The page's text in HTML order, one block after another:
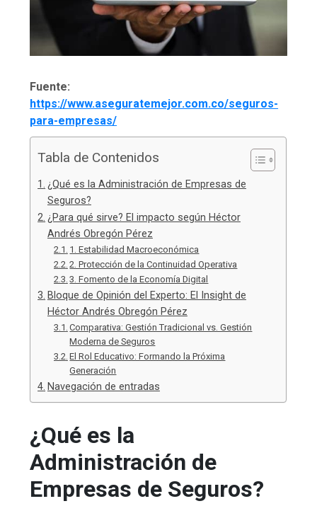
Fuente:
https://www.aseguratemejor.com.co/seguros-
para-empresas/
Tabla de Contenidos
¿Qué es la Administración de Empresas de
Seguros?
¿Para qué sirve? El impacto según Héctor
Andrés Obregón Pérez
1. Estabilidad Macroeconómica
2. Protección de la Continuidad Operativa
3. Fomento de la Economía Digital
Bloque de Opinión del Experto: El Insight de
Héctor Andrés Obregón Pérez
Comparativa: Gestión Tradicional vs. Gestión
Moderna de Seguros
El Rol Educativo: Formando la Próxima
Generación
Navegación de entradas
¿Qué es la
Administración de
Empresas de Seguros?